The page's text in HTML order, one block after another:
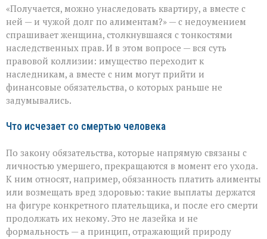
и
наследство:
проходит
граница
«Получается, можно унаследовать квартиру, а вместе с
ней — и чужой долг по алиментам?» — с недоумением
спрашивает женщина, столкнувшаяся с тонкостями
наследственных прав. И в этом вопросе — вся суть
правовой коллизии: имущество переходит к
наследникам, а вместе с ним могут прийти и
финансовые обязательства, о которых раньше не
задумывались.
Что исчезает со смертью человека
По закону обязательства, которые напрямую связаны с
личностью умершего, прекращаются в момент его ухода.
К ним относят, например, обязанность платить алименты
или возмещать вред здоровью: такие выплаты держатся
на фигуре конкретного плательщика, и после его смерти
продолжать их некому. Это не лазейка и не
формальность — а принцип, отражающий природу